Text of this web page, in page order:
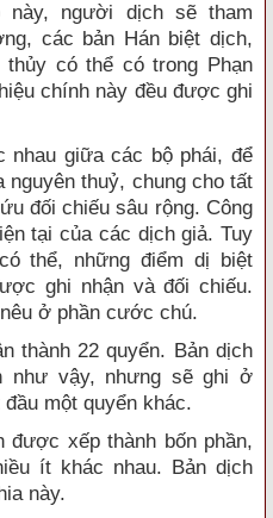
này, người dịch sẽ tham
các bản Hán biệt dịch,
có thể có trong Phạn
chính này đều được ghi
nhau giữa các bộ phái, để
thuỷ, chung cho tất
đối chiếu sâu rộng. Công
tại của các dịch giả. Tuy
thể, những điểm dị biệt
ghi nhận và đối chiếu.
ở phần cước chú.
thành 22 quyển. Bản dịch
như vậy, nhưng sẽ ghi ở
một quyển khác.
được xếp thành bốn phần,
ít khác nhau. Bản dịch
này.